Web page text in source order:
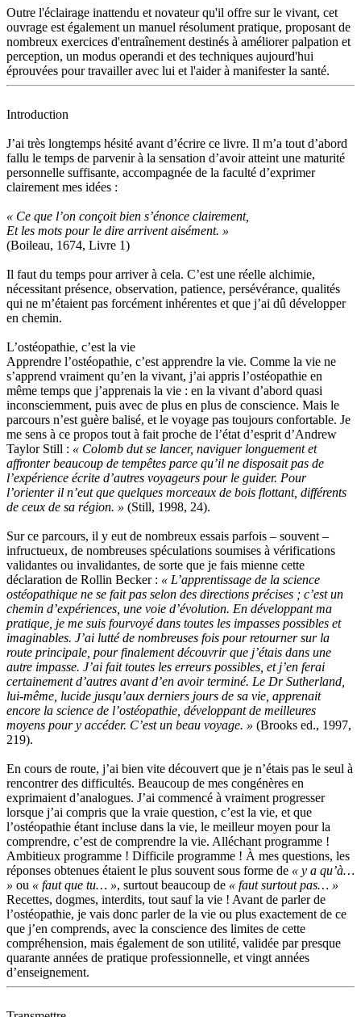
Outre l'éclairage inattendu et novateur qu'il offre sur le vivant, cet
ouvrage est également un manuel résolument pratique, proposant de
nombreux exercices d'entraînement destinés à améliorer palpation et
perception, un modus operandi et des techniques aujourd'hui
éprouvées pour travailler avec lui et l'aider à manifester la santé.
Introduction
J’ai très longtemps hésité avant d’écrire ce livre. Il m’a tout d’abord
fallu le temps de parvenir à la sensation d’avoir atteint une maturité
personnelle suffisante, accompagnée de la faculté d’exprimer
clairement mes idées :
« Ce que l’on conçoit bien s’énonce clairement,
Et les mots pour le dire arrivent aisément. »
(Boileau, 1674, Livre 1)
Il faut du temps pour arriver à cela. C’est une réelle alchimie,
nécessitant présence, observation, patience, persévérance, qualités
qui ne m’étaient pas forcément inhérentes et que j’ai dû développer
en chemin.
L’ostéopathie, c’est la vie
Apprendre l’ostéopathie, c’est apprendre la vie. Comme la vie ne
s’apprend vraiment qu’en la vivant, j’ai appris l’ostéopathie en
même temps que j’apprenais la vie : en la vivant d’abord quasi
inconsciemment, puis avec de plus en plus de conscience. Mais le
parcours n’est guère balisé, et le voyage pas toujours confortable. Je
me sens à ce propos tout à fait proche de l’état d’esprit d’Andrew
Taylor Still : « Colomb dut se lancer, naviguer longuement et
affronter beaucoup de tempêtes parce qu’il ne disposait pas de
l’expérience écrite d’autres voyageurs pour le guider. Pour
l’orienter il n’eut que quelques morceaux de bois flottant, différents
de ceux de sa région. » (Still, 1998, 24).
Sur ce parcours, il y eut de nombreux essais parfois – souvent –
infructueux, de nombreuses spéculations soumises à vérifications
validantes ou invalidantes, de sorte que je fais mienne cette
déclaration de Rollin Becker : « L’apprentissage de la science
ostéopathique ne se fait pas selon des directions précises ; c’est un
chemin d’expériences, une voie d’évolution. En développant ma
pratique, je me suis fourvoyé dans toutes les impasses possibles et
imaginables. J’ai lutté de nombreuses fois pour retourner sur la
route principale, pour finalement découvrir que j’étais dans une
autre impasse. J’ai fait toutes les erreurs possibles, et j’en ferai
certainement d’autres avant d’en avoir terminé. Le Dr Sutherland,
lui-même, lucide jusqu’aux derniers jours de sa vie, apprenait
encore la science de l’ostéopathie, développant de meilleures
moyens pour y accéder. C’est un beau voyage. » (Brooks ed., 1997,
219).
En cours de route, j’ai bien vite découvert que je n’étais pas le seul à
rencontrer des difficultés. Beaucoup de mes congénères en
exprimaient d’analogues. J’ai commencé à vraiment progresser
lorsque j’ai compris que la vraie question, c’est la vie, et que
l’ostéopathie étant incluse dans la vie, le meilleur moyen pour la
comprendre, c’est de comprendre la vie. Alléchant programme !
Ambitieux programme ! Difficile programme ! À mes questions, les
réponses obtenues étaient le plus souvent sous forme de « y a qu’à…
» ou « faut que tu… », surtout beaucoup de « faut surtout pas… »
Recettes, dogmes, interdits, tout sauf la vie ! Avant de parler de
l’ostéopathie, je vais donc parler de la vie ou plus exactement de ce
que j’en comprends, avec la conscience des limites de cette
compréhension, mais également de son utilité, validée par presque
quarante années de pratique professionnelle, et vingt années
d’enseignement.